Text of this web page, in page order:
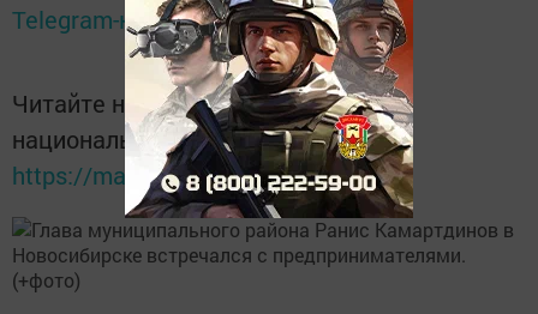
Telegram-каналеТатмедиа
Читайте новости Татарстана в
национальном мессенджере MАХ:
https://max.ru/tatmedia